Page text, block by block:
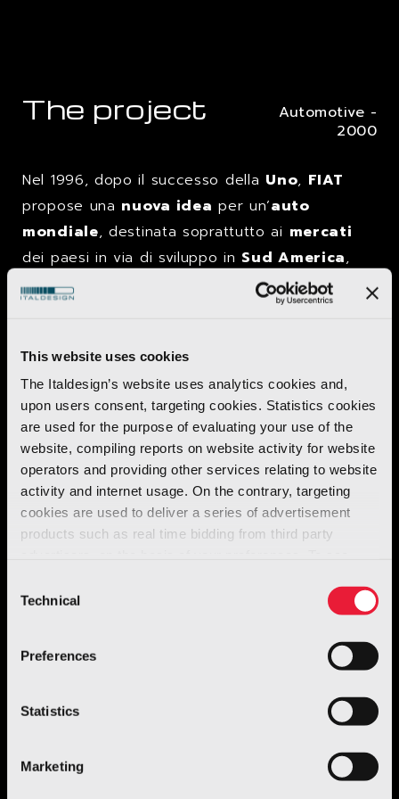
This website uses cookies
The Italdesign’s website uses analytics cookies and,
upon users consent, targeting cookies. Statistics cookies
are used for the purpose of evaluating your use of the
website, compiling reports on website activity for website
operators and providing other services relating to website
activity and internet usage. On the contrary, targeting
cookies are used to deliver a series of advertisement
products such as real time bidding from third party
Selection
Technical
Preferences
Statistics
Marketing
The project
Automotive -
2000
Nel 1996, dopo il successo della Uno, FIAT
propose una nuova idea per un’auto
mondiale, destinata soprattutto ai mercati
dei paesi in via di sviluppo in Sud America,
Asiae
. Fu prodotta nello
e creata come
cinque porte.
Con lo stessotelaioe laconfigurazione
meccanica
, la versione hatchback
fu
chiamataPalio, mentre laberlina a tre
volumifu commercializzata con il nome di
Siena. Il piùrecente restyling , sempre a cura
di Italdesign, risale al 2003.